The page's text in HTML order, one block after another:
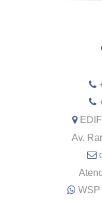
Av.
WSP